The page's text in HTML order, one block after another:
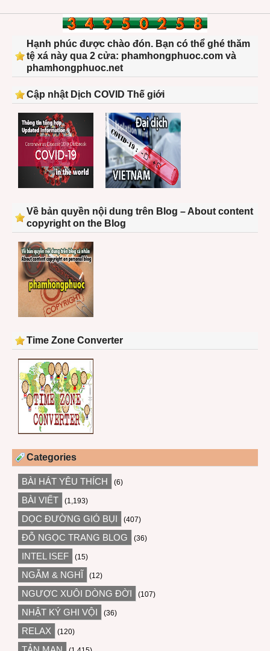
Hạnh phúc được chào đón. Bạn có thể ghé thăm
tệ xá này qua 2 cửa: phamhongphuoc.com và
phamhongphuoc.net
Cập nhật Dịch COVID Thế giới
Về bản quyền nội dung trên Blog – About content
copyright on the Blog
Time Zone Converter
Categories
BÀI HÁT YÊU THÍCH (6)
BÀI VIẾT (1,193)
DỌC ĐƯỜNG GIÓ BỤI (407)
ĐỖ NGỌC TRANG BLOG (36)
INTEL ISEF (15)
NGẪM & NGHĨ (12)
NGƯỢC XUÔI DÒNG ĐỜI (107)
NHẬT KÝ GHI VỘI (36)
RELAX (120)